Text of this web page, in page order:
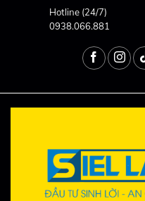
Hotline (24/7)
0938.066.881